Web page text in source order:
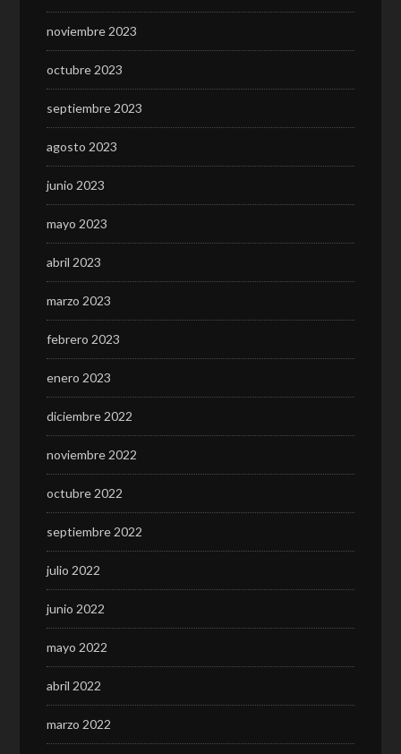
noviembre 2023
octubre 2023
septiembre 2023
agosto 2023
junio 2023
mayo 2023
abril 2023
marzo 2023
febrero 2023
enero 2023
diciembre 2022
noviembre 2022
octubre 2022
septiembre 2022
julio 2022
junio 2022
mayo 2022
abril 2022
marzo 2022